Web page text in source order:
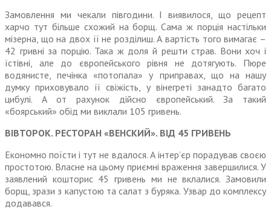
Замовлення ми чекали пів­години. І виявилося, що рецепт
харчо тут більше схожий на борщ. Сама ж порція настільки
мізерна, що на двох її не розділиш. А вар­тість того вимагає –
42 гривні за порцію. Така ж доля й решти страв. Вони хоч і
їстівні, але до європейського рівня не дотя­гують. Пюре
водянисте, печінка «потопала» у приправах, що на нашу
думку приховувало її сві­жість, у вінегреті занадто багато
цибулі. А от рахунок дійсно європейський. За такий
«боярський» обід ми виклали 105 гривень.
ВІВТОРОК. РЕСТОРАН «ВЕНСКИЙ». ВІД 45 ГРИВЕНЬ
Економно поїсти і тут не вда­лося. А інтер’єр порадував своєю
простотою. Власне на цьому приємні враження завершилися. У
заявлений кошторис 45 гривень ми не вклалися. Замовили
борщ, зрази з капустою та салат з буряка. Узвар до комплексу
додавався.